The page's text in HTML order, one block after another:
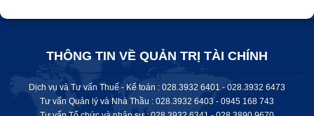
THÔNG TIN VỀ QUẢN TRỊ TÀI CHÍNH
Dịch vụ và Tư vấn Thuế - Kế toán : 028.3932 6401 - 028.3932 6473
Tư vấn Quản lý và Nhà Thầu : 028.3932 6403 - 0945 168 743